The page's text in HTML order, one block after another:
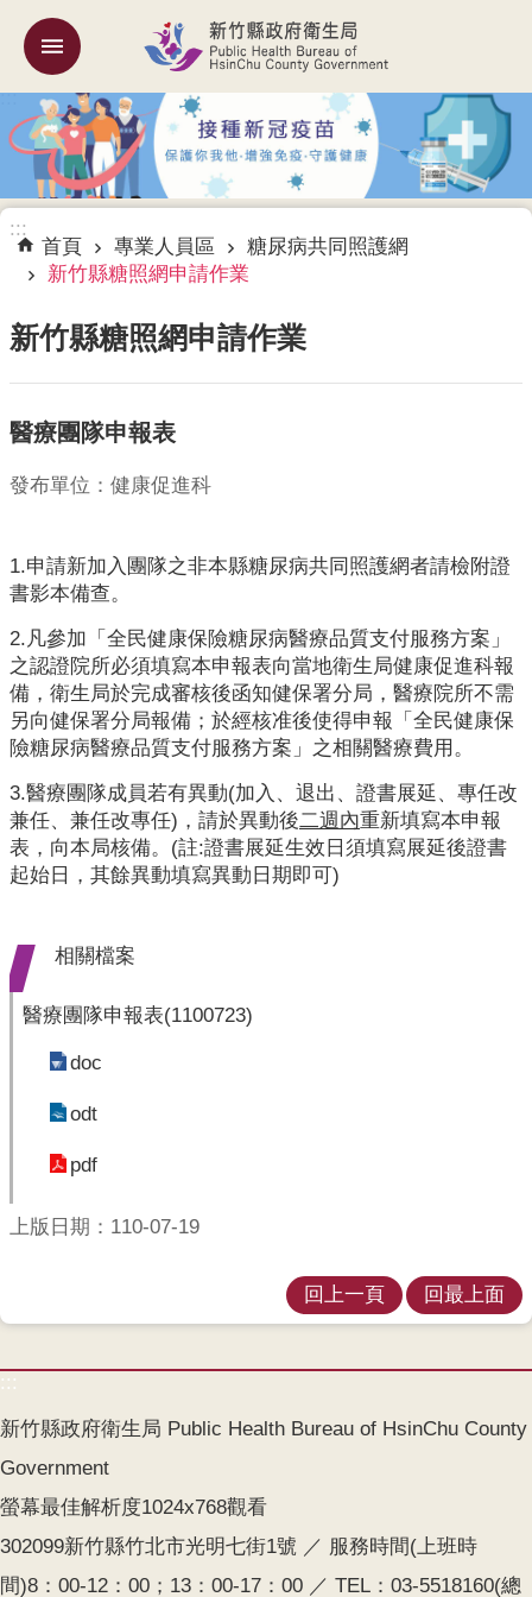
跳到主要內容區塊
機
關
簡
介
訊
息
告
專
人
員
主
題
專
區
便
民
服
務
政
府
訊
公
開
各
衛
所
素
測
兒
:::
:::
首頁 專業人員區
糖尿病共同照護網
新竹縣糖照網申請作業
新竹縣糖照網申請作業
醫療團隊申報表
發布單位：健康促進科
1.申請新加入團隊之非本縣糖尿病共同照護網者請檢附證
書影本備查。
2.凡參加「全民健康保險糖尿病醫療品質支付服務方案」
之認證院所必須填寫本申報表向當地衛生局健康促進科報
備，衛生局於完成審核後函知健保署分局，醫療院所不需
另向健保署分局報備；於經核准後使得申報「全民健康保
險糖尿病醫療品質支付服務方案」之相關醫療費用。
3.醫療團隊成員若有異動(加入、退出、證書展延、專任改
兼任、兼任改專任)，請於異動後二週內重新填寫本申報
表，向本局核備。(註:證書展延生效日須填寫展延後證書
起始日，其餘異動填寫異動日期即可)
相關檔案
醫療團隊申報表(1100723)
doc
odt
pdf
上版日期：110-07-19
回上一頁 回最上面
:::
新竹縣政府衛生局 Public Health Bureau of HsinChu County
Government
螢幕最佳解析度1024x768觀看
302099新竹縣竹北市光明七街1號 ／ 服務時間(上班時
間)8：00-12：00；13：00-17：00 ／ TEL：03-5518160(總